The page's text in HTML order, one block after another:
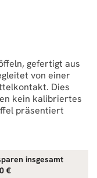
insgesamt
€
gefertigt aus
von einer
Dies
kein kalibriertes
präsentiert